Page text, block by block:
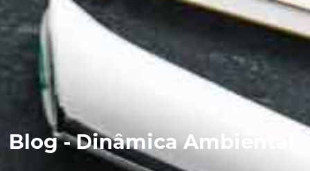
Blog - Dinâmica Ambiental